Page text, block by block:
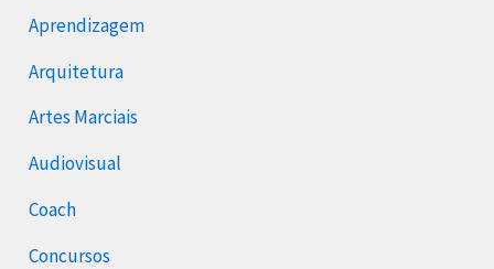
Aprendizagem
Arquitetura
Artes Marciais
Audiovisual
Coach
Concursos